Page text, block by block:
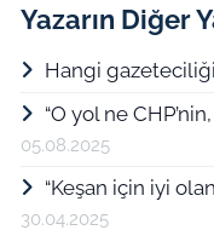
Yazarın Diğer
Hangi
“O yol ne
05.08.2025
“Keşan için iyi
30.04.2025